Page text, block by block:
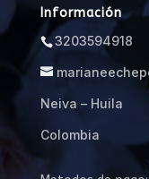
Rasasi
Riiffs
Roja
room 1015
Santi Burgas
Sarah Baker
Información
3203594918
Neiva – Huila
Colombia